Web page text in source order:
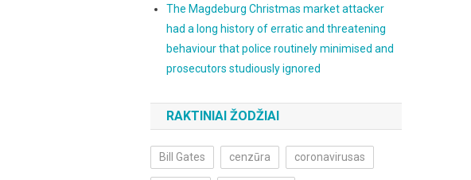
The Magdeburg Christmas market attacker
had a long history of erratic and threatening
behaviour that police routinely minimised and
prosecutors studiously ignored
RAKTINIAI ŽODŽIAI
Bill Gates cenzūra coronavirusas